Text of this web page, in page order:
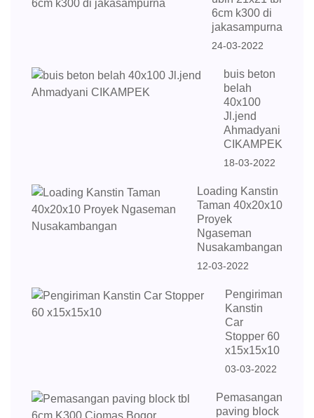
6cm k300 di
jakasampurna
24-03-2022
buis beton
belah
40x100
Jl.jend
Ahmadyani
CIKAMPEK
18-03-2022
Loading Kanstin
Taman 40x20x10
Proyek
Ngaseman
Nusakambangan
12-03-2022
Pengiriman
Kanstin
Car
Stopper 60
x15x15x10
03-03-2022
Pemasangan
paving block